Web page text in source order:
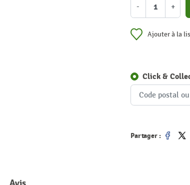
- +
Ajouter à la
Click &
Partager :